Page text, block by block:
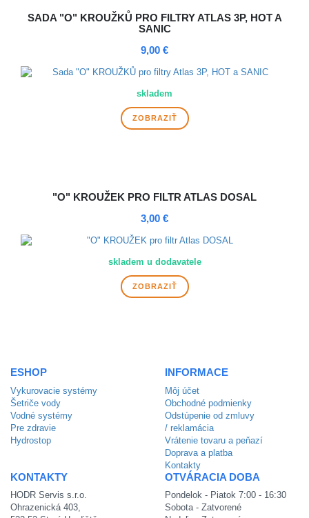
SADA "O" KROUŽKŮ PRO FILTRY ATLAS 3P, HOT A
SANIC
9,00 €
skladem
ZOBRAZIŤ
"O" KROUŽEK PRO FILTR ATLAS DOSAL
3,00 €
skladem u dodavatele
ZOBRAZIŤ
ESHOP
Vykurovacie systémy
Šetriče vody
Vodné systémy
Pre zdravie
Hydrostop
INFORMACE
Môj účet
Obchodné podmienky
Odstúpenie od zmluvy
/ reklamácia
Vrátenie tovaru a peňazí
Doprava a platba
Kontakty
KONTAKTY
HODR Servis s.r.o.
Ohrazenická 403,
OTVÁRACIA DOBA
Pondelok - Piatok 7:00 - 16:30
Sobota - Zatvorené